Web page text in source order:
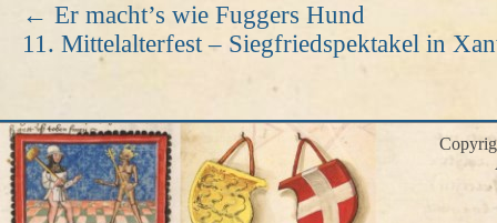
← Er macht’s wie Fuggers Hund
11. Mittelalterfest – Siegfriedspektakel in